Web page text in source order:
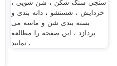
سنجی سنگ شکن ، شن شویی ،
خردایش ، شستشو ، دانه بندی و
بسته بندی شن و ماسه می
پردازد ، این صفحه را مطالعه
نمایید .